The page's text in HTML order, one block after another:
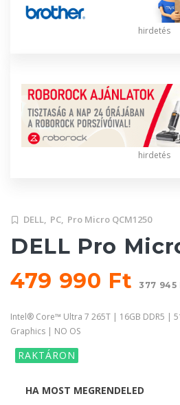
hirdetés
hirdetés
DELL, PC, Pro Micro QCM1250
DELL Pro
479 990 Ft
377 945
Intel® Core™ Ultra 7 265T | 16GB DDR5 |
Graphics | NO OS
RAKTÁRON
HA MOST MEGRENDELED